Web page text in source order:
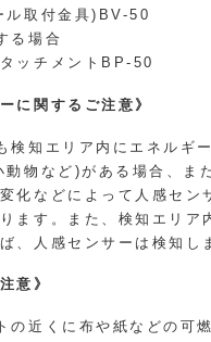
取付金具)BV-50
る場合
ッチメントBP-50
に関するご注意》
検知エリア内にエネルギ
動物など)がある場合、ま
化などによって人感セン
ます。また、検知エリア
、人感センサーは検知し
意》
の近くに布や紙などの可